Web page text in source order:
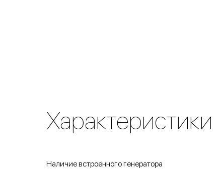
Характеристики
Наличие встроенного генератора